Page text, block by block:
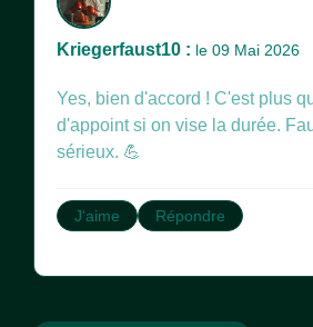
Kriegerfaust10 : le 09 Mai 2026
Yes, bien d'accord ! C'est plus
d'appoint si on vise la durée.
sérieux. 💪
J'aime Répondre